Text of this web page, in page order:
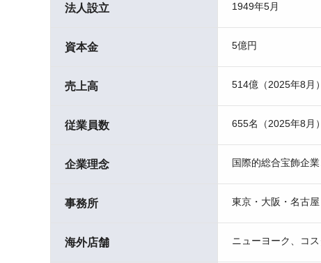
法人設立 1949年5月
資本金 5億円
売上高 514億（2025年8月）
従業員数 655名（2025年8月）
企業理念 国際的総合宝飾企
事務所 東京・大阪・名古
海外店舗 ニューヨーク、コ